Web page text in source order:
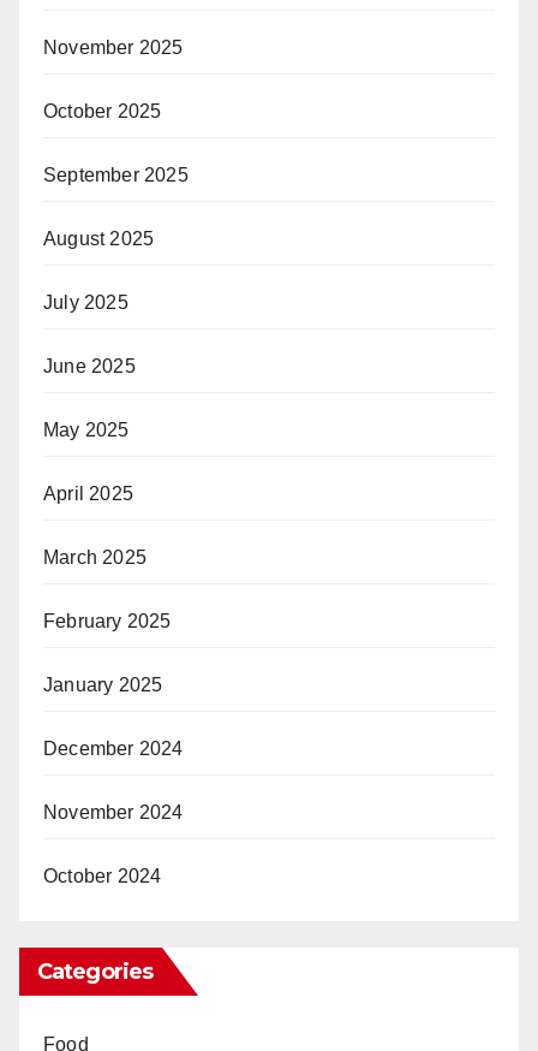
November 2025
October 2025
September 2025
August 2025
July 2025
June 2025
May 2025
April 2025
March 2025
February 2025
January 2025
December 2024
November 2024
October 2024
Categories
Food